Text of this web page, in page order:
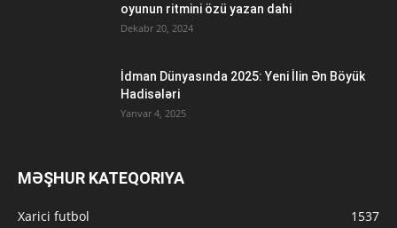
oyunun ritmini özü yazan dahi
Dekabr 20, 2024
İdman Dünyasında 2025: Yeni İlin Ən Böyük
Hadisələri
Yanvar 4, 2025
MƏŞHUR KATEQORIYA
Xarici futbol
1537